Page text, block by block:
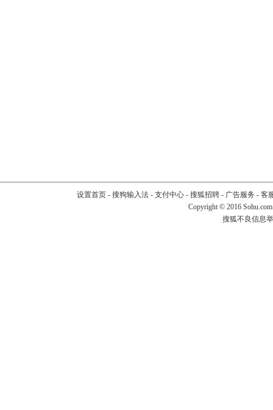
设置首页- 搜狗输入法- 支付中心- 搜狐招聘- 广告服务 - 客
Copyright © 2016
搜狐不良信息